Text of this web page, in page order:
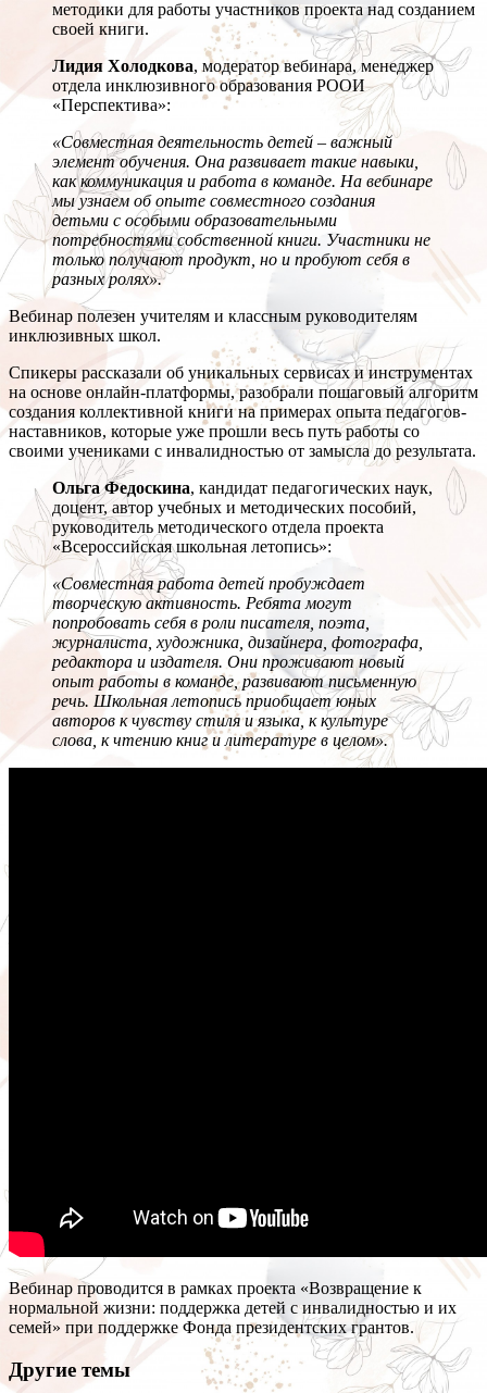
методики для работы участников проекта над созданием
своей книги.
Лидия Холодкова, модератор вебинара, менеджер
отдела инклюзивного образования РООИ
«Перспектива»:
«Совместная деятельность детей – важный
элемент обучения. Она развивает такие навыки,
как коммуникация и работа в команде. На вебинаре
мы узнаем об опыте совместного создания
детьми с особыми образовательными
потребностями собственной книги. Участники не
только получают продукт, но и пробуют себя в
разных ролях».
Вебинар полезен учителям и классным руководителям
инклюзивных школ.
Спикеры рассказали об уникальных сервисах и инструментах
на основе онлайн-платформы, разобрали пошаговый алгоритм
создания коллективной книги на примерах опыта педагогов-
наставников, которые уже прошли весь путь работы со
своими учениками с инвалидностью от замысла до результата.
Ольга Федоскина, кандидат педагогических наук,
доцент, автор учебных и методических пособий,
руководитель методического отдела проекта
«Всероссийская школьная летопись»:
«Совместная работа детей пробуждает
творческую активность. Ребята могут
попробовать себя в роли писателя, поэта,
журналиста, художника, дизайнера, фотографа,
редактора и издателя. Они проживают новый
опыт работы в команде, развивают письменную
речь. Школьная летопись приобщает юных
авторов к чувству стиля и языка, к культуре
слова, к чтению книг и литературе в целом».
Вебинар проводится в рамках проекта «Возвращение к
нормальной жизни: поддержка детей с инвалидностью и их
семей» при поддержке Фонда президентских грантов.
Другие темы